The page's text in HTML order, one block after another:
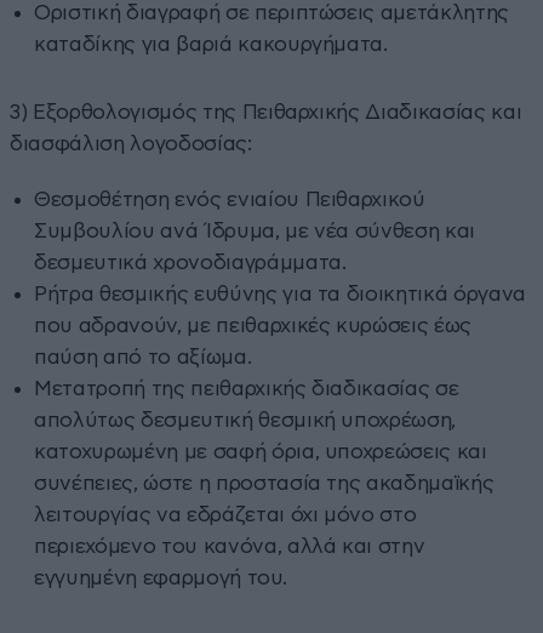
Οριστική διαγραφή σε περιπτώσεις αμετάκλητης
καταδίκης για βαριά κακουργήματα.
3) Εξορθολογισμός της Πειθαρχικής Διαδικασίας και
διασφάλιση λογοδοσίας:
Θεσμοθέτηση ενός ενιαίου Πειθαρχικού
Συμβουλίου ανά Ίδρυμα, με νέα σύνθεση και
δεσμευτικά χρονοδιαγράμματα.
Ρήτρα θεσμικής ευθύνης για τα διοικητικά όργανα
που αδρανούν, με πειθαρχικές κυρώσεις έως
παύση από το αξίωμα.
Μετατροπή της πειθαρχικής διαδικασίας σε
απολύτως δεσμευτική θεσμική υποχρέωση,
κατοχυρωμένη με σαφή όρια, υποχρεώσεις και
συνέπειες, ώστε η προστασία της ακαδημαϊκής
λειτουργίας να εδράζεται όχι μόνο στο
περιεχόμενο του κανόνα, αλλά και στην
εγγυημένη εφαρμογή του.